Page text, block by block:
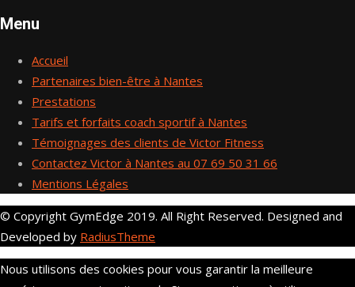
Menu
Accueil
Partenaires bien-être à Nantes
Prestations
Tarifs et forfaits coach sportif à Nantes
Témoignages des clients de Victor Fitness
Contactez Victor à Nantes au 07 69 50 31 66
Mentions Légales
© Copyright GymEdge 2019. All Right Reserved. Designed and
Developed by RadiusTheme
Nous utilisons des cookies pour vous garantir la meilleure